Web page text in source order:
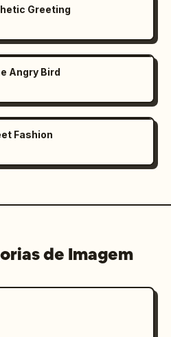
Greeting
Angry Bird
Fashion
de Imagem